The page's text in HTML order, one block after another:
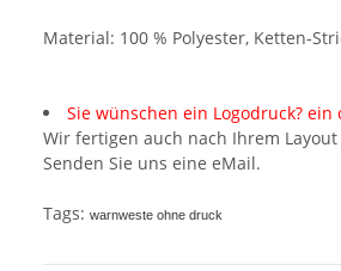
Material: 100 % Polyester, Ketten-
Sie wünschen ein Logodruck?
Wir fertigen auch nach Ihrem Layout
Senden Sie uns eine eMail.
Tags: warnweste ohne druck